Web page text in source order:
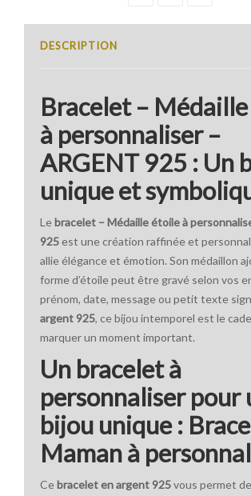
DESCRIPTION
Bracelet –
à personnaliser –
ARGENT 925 : Un
unique et
Lebracelet – Médaille étoile à
925est une création raffinée et
allie élégance et émotion. Son médaillon
forme d’étoile peut être gravé selon vos
prénom, date, message ou petit texte
argent 925, ce bijou intemporel est le
marquer un moment important.
Un bracelet à
personnaliser pour
bijou unique :
Maman à
Cebracelet en argent 925vous permet